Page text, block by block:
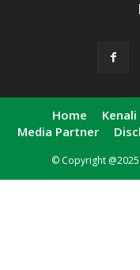
Home
Media Partner
© Copyright